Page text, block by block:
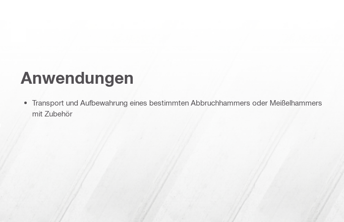
Anwendungen
Transport und Aufbewahrung eines bestimmten Abbruchhammers oder Meißelhammers
mit Zubehör